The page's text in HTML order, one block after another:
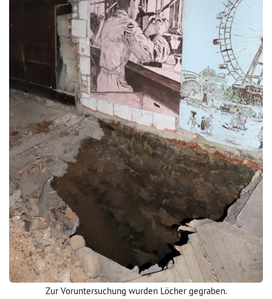
Zur Voruntersuchung wurden Löcher gegraben.